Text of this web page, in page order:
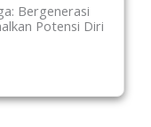
Bergenerasi
Potensi Diri